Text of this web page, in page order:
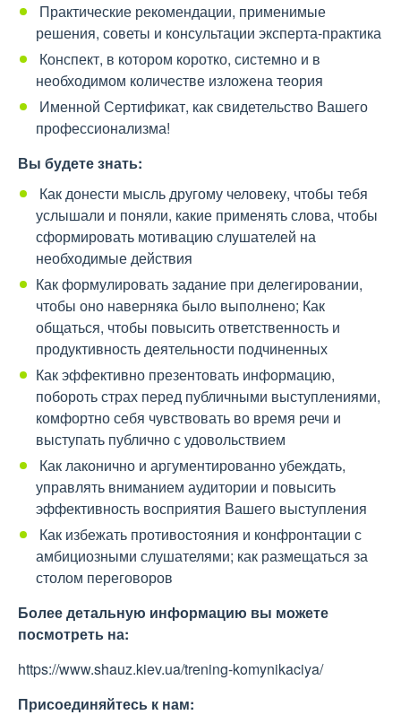
Практические рекомендации, применимые
решения, советы и консультации эксперта-практика
Конспект, в котором коротко, системно и в
необходимом количестве изложена теория
Именной Сертификат, как свидетельство Вашего
профессионализма!
Вы будете знать:
Как донести мысль другому человеку, чтобы тебя
услышали и поняли, какие применять слова, чтобы
сформировать мотивацию слушателей на
необходимые действия
Как формулировать задание при делегировании,
чтобы оно наверняка было выполнено; Как
общаться, чтобы повысить ответственность и
продуктивность деятельности подчиненных
Как эффективно презентовать информацию,
побороть страх перед публичными выступлениями,
комфортно себя чувствовать во время речи и
выступать публично с удовольствием
Как лаконично и аргументированно убеждать,
управлять вниманием аудитории и повысить
эффективность восприятия Вашего выступления
Как избежать противостояния и конфронтации с
амбициозными слушателями; как размещаться за
столом переговоров
Более детальную информацию вы можете
посмотреть на:
https://www.shauz.kiev.ua/trening-komynikaciya/
Присоединяйтесь к нам: